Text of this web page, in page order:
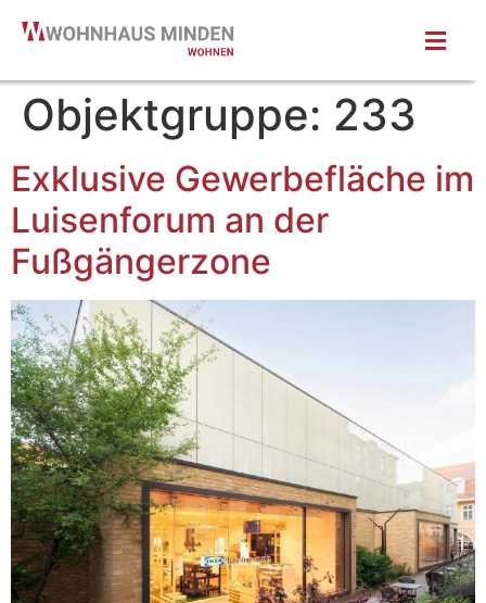
Objektgruppe: 233
Exklusive Gewerbefläche im
Luisenforum an der
Fußgängerzone